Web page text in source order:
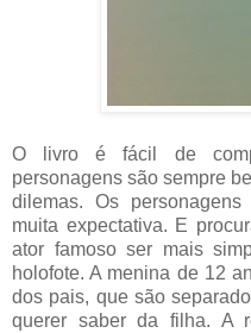
O livro é fácil de
personagens são sempre
dilemas. Os
muita expectativa. E
ator famoso ser mais
holofote. A menina de 12
dos pais, que são
querer saber da filha. A